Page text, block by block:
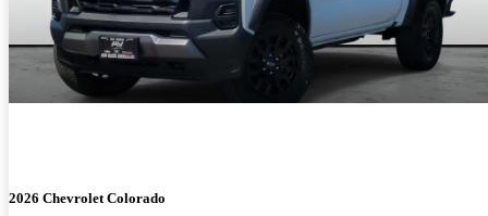
2026 Chevrolet Colorado